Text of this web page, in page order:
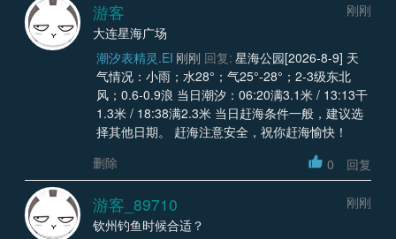
游客
刚刚
大连星海广场
潮汐表精灵.EI 刚刚 回复: 星海公园[2026-8-9] 天
气情况：小雨；水28°；气25°-28°；2-3级东北
风；0.6-0.9浪 当日潮汐：06:20满3.1米 / 13:13干
1.3米 / 18:38满2.3米 当日赶海条件一般，建议选
择其他日期。 赶海注意安全，祝你赶海愉快！
删除
0 回复
游客_89710
刚刚
钦州钓鱼时候合适？